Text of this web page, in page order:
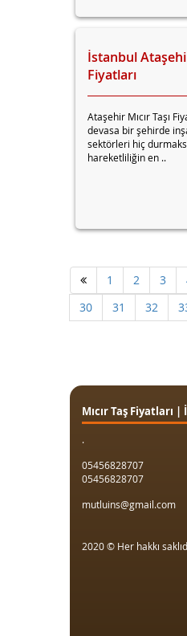
İstanbul Ataşehir
Fiyatları
Ataşehir Mıcır Taşı
devasa bir şehirde
sektörleri hiç
hareketliliğin en ..
1 2 3
30
31 32
Mıcır Taş Fiyatları
.
05456828707
05456828707
mutluins@gmail.com
2020 © Her hakkı